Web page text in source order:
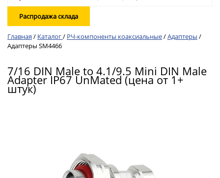
Распродажа склада
Главная / Каталог/ РЧ-компоненты коаксиальные/Адаптеры /
Адаптеры SM4466
7/16 DIN Male to 4.1/9.5 Mini DIN Male
Adapter IP67 UnMated (цена от 1+
штук)